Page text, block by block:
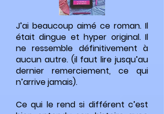
J’ai beaucoup aimé ce roman. Il
était dingue et hyper original. Il
ne ressemble définitivement à
aucun autre. (il faut lire jusqu’au
dernier remerciement, ce qui
n’arrive jamais).
Ce qui le rend si différent c’est